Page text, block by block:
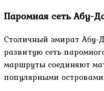
Паромная сеть Абу-
Столичный эмират Абу-
развитую сеть
маршруты соединяют
популярными